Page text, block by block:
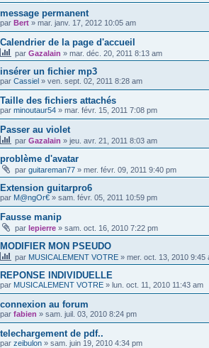
message permanent
par Bert » mar. janv. 17, 2012 10:05 am
Calendrier de la page d'accueil
par Gazalain » mar. déc. 20, 2011 8:13 am
insérer un fichier mp3
par Cassiel » ven. sept. 02, 2011 8:28 am
Taille des fichiers attachés
par minoutaur54 » mar. févr. 15, 2011 7:08 pm
Passer au violet
par Gazalain » jeu. avr. 21, 2011 8:03 am
problème d'avatar
par guitareman77 » mer. févr. 09, 2011 9:40 pm
Extension guitarpro6
par M@ngOr€ » sam. févr. 05, 2011 10:59 pm
Fausse manip
par lepierre » sam. oct. 16, 2010 7:22 pm
MODIFIER MON PSEUDO
par MUSICALEMENT VOTRE » mer. oct. 13, 2010 9:45
REPONSE INDIVIDUELLE
par MUSICALEMENT VOTRE » lun. oct. 11, 2010 11:43 am
connexion au forum
par fabien » sam. juil. 03, 2010 8:24 pm
telechargement de pdf..
par zeibulon » sam. juin 19, 2010 4:34 pm